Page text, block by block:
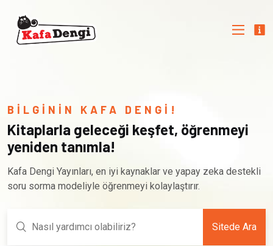
BİLGİNİN KAFA DENGİ!
Kitaplarla geleceği keşfet, öğrenmeyi
yeniden tanımla!
Kafa Dengi Yayınları, en iyi kaynaklar ve yapay zeka destekli
soru sorma modeliyle öğrenmeyi kolaylaştırır.
Sitede Ara